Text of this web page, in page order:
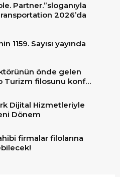
Partner.”sloganıyla
2026’da
1159. Sayısı yayında
önde gelen
Turizm filosunu konfor
Dijital Hizmetleriyle
Dönem
firmalar filolarına